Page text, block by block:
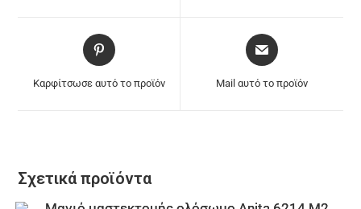
Καρφίτσωσε αυτό το προϊόν Mail αυτό το προϊόν
Σχετικά προϊόντα